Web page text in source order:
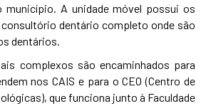
A unidade móvel possui os
dentário completo onde são
dentários.
complexos são encaminhados para
nos CAIS e para o CEO (Centro de
que funciona junto à Faculdade